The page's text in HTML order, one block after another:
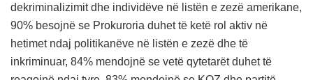
dekriminalizimit dhe individëve në listën e zezë amerikane,
90% besojnë se Prokuroria duhet të ketë rol aktiv në
hetimet ndaj politikanëve në listën e zezë dhe të
inkriminuar, 84% mendojnë se vetë qytetarët duhet të